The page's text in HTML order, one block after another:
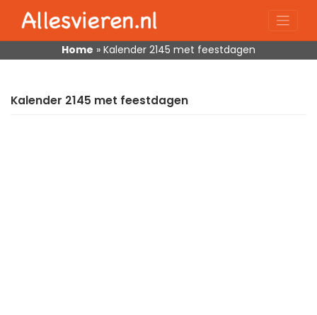
content
Home » Kalender 2145 met feestdagen
Kalender 2145 met feestdagen